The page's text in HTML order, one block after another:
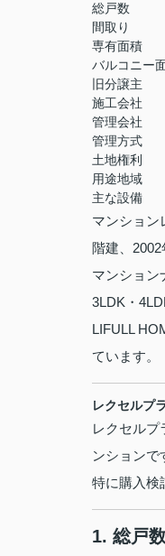
総戸数
間取り
専有面積
バルコニー
旧分譲主
施工会社
管理会社
管理方式
土地権利
用途地域
主な設備
マンション
階建、
マンション
3LDK・
LIFULL
ています。
レクセルプ
レクセルプ
ンションで
特に購入検
1. 総戸